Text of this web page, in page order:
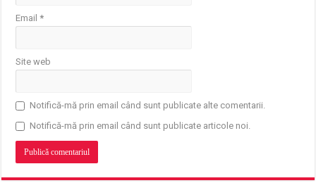
Email*
Site web
Notifică-mă prin email când sunt publicate alte comentarii.
Notifică-mă prin email când sunt publicate articole noi.